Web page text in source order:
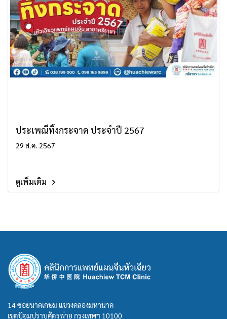
ประเพณีทิ้งกระจาด ประจำปี 2567
29 ส.ค. 2567
ดูเพิ่มเติม
14 ซอยนาคเกษม แขวงคลองมหานาค
เขตป้อมปราบศัตรูพ่าย กรุงเทพฯ 10100